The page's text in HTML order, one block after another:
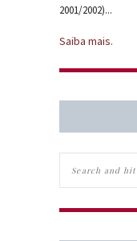
2001/2002)...
Saiba mais.